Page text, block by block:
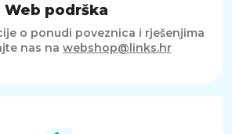
Web podrška
o ponudi poveznica i rješenjima
nas na webshop@links.hr